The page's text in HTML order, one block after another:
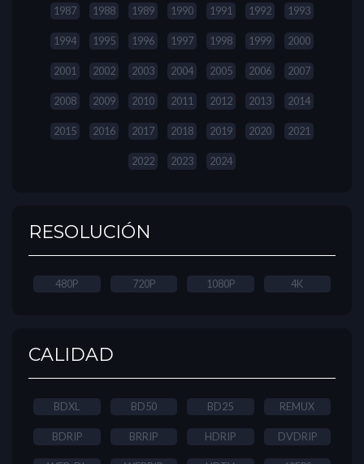
1987 1988 1989 1990 1991 1992 1993
1994 1995 1996 1997 1998 1999 2000
2001 2002 2003 2004 2005 2006 2007
2008 2009 2010 2011 2012 2013 2014
2015 2016 2017 2018 2019 2020 2021
2022 2023 2024
RESOLUCIÓN
480P 720P 1080P 4K
CALIDAD
BDXL BD50 BD25 REMUX
BDRIP BRRIP HDRIP DVDRIP